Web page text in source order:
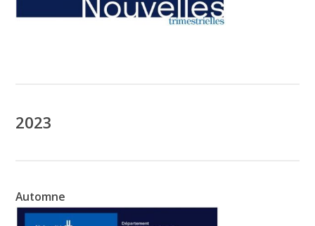
2023
Automne